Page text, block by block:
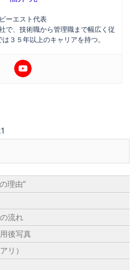
ビーエスト代表
で、技術職から管理職まで幅広く従
３５年以上のキャリアを持つ。
理由”
流れ
後写真
リ）